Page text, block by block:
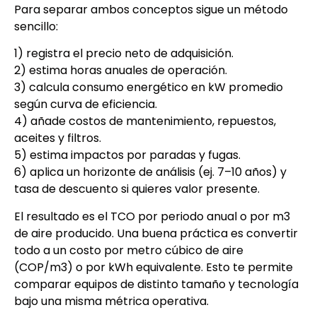
Para separar ambos conceptos sigue un método
sencillo:
1) registra el precio neto de adquisición.
2) estima horas anuales de operación.
3) calcula consumo energético en kW promedio
según curva de eficiencia.
4) añade costos de mantenimiento, repuestos,
aceites y filtros.
5) estima impactos por paradas y fugas.
6) aplica un horizonte de análisis (ej. 7–10 años) y
tasa de descuento si quieres valor presente.
El resultado es el TCO por periodo anual o por m3
de aire producido. Una buena práctica es convertir
todo a un costo por metro cúbico de aire
(COP/m3) o por kWh equivalente. Esto te permite
comparar equipos de distinto tamaño y tecnología
bajo una misma métrica operativa.